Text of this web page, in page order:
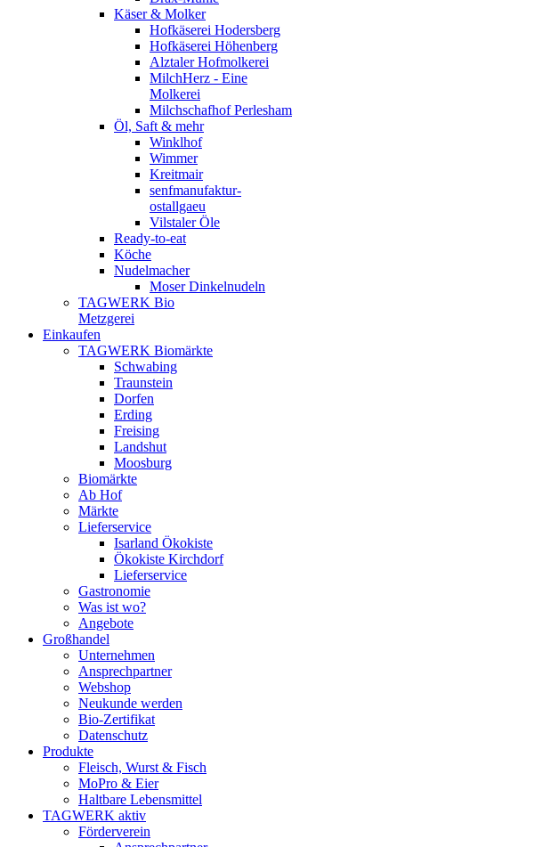
Käser & Molker
Hofkäserei Hodersberg
Hofkäserei Höhenberg
Alztaler Hofmolkerei
MilchHerz - Eine
Molkerei
Milchschafhof Perlesham
Öl, Saft & mehr
Winklhof
Wimmer
Kreitmair
senfmanufaktur-
ostallgaeu
Vilstaler Öle
Ready-to-eat
Köche
Nudelmacher
Moser Dinkelnudeln
TAGWERK Bio
Metzgerei
Einkaufen
TAGWERK Biomärkte
Schwabing
Traunstein
Dorfen
Erding
Freising
Landshut
Moosburg
Biomärkte
Ab Hof
Märkte
Lieferservice
Isarland Ökokiste
Ökokiste Kirchdorf
Lieferservice
Gastronomie
Was ist wo?
Angebote
Großhandel
Unternehmen
Ansprechpartner
Webshop
Neukunde werden
Bio-Zertifikat
Datenschutz
Produkte
Fleisch, Wurst & Fisch
MoPro & Eier
Haltbare Lebensmittel
TAGWERK aktiv
Förderverein